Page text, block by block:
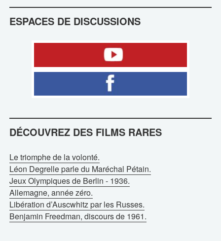
ESPACES DE DISCUSSIONS
DÉCOUVREZ DES FILMS RARES
Le triomphe de la volonté.
Léon Degrelle parle du Maréchal Pétain.
Jeux Olympiques de Berlin - 1936.
Allemagne, année zéro.
Libération d’Auscwhitz par les Russes.
Benjamin Freedman, discours de 1961.